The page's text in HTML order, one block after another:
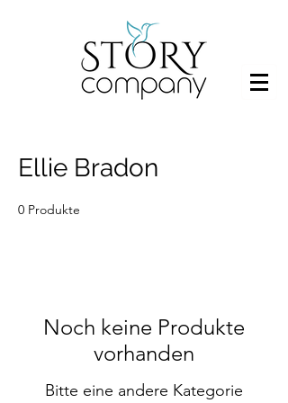
Ellie Bradon
0 Produkte
Noch keine Produkte
vorhanden
Bitte eine andere Kategorie